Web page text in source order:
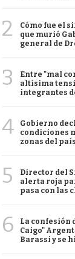
2
Cómo fue el
que murió
general de
3
Entre "mal
altísima
integrantes
4
Gobierno
condiciones
zonas del país
5
Director del
alerta roja
pasa con las
6
La confesión
Caigo"
Barassi y se